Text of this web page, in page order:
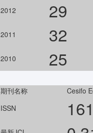
2012 29
2011 32
2010 25
期刊名称
Cesifo
ISSN